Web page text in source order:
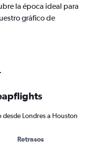
la época ideal para
gráfico de
desde Londres a Houston
Retrasos